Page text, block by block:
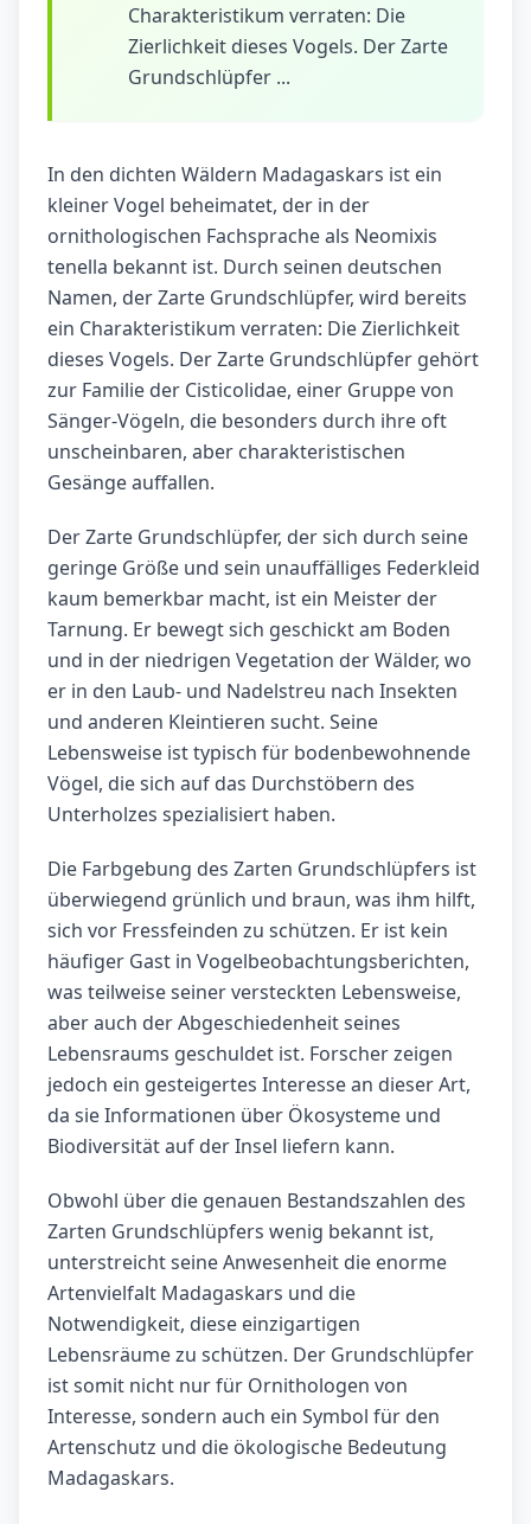
Charakteristikum verraten: Die
Zierlichkeit dieses Vogels. Der Zarte
Grundschlüpfer ...
In den dichten Wäldern Madagaskars ist ein
kleiner Vogel beheimatet, der in der
ornithologischen Fachsprache als Neomixis
tenella bekannt ist. Durch seinen deutschen
Namen, der Zarte Grundschlüpfer, wird bereits
ein Charakteristikum verraten: Die Zierlichkeit
dieses Vogels. Der Zarte Grundschlüpfer gehört
zur Familie der Cisticolidae, einer Gruppe von
Sänger-Vögeln, die besonders durch ihre oft
unscheinbaren, aber charakteristischen
Gesänge auffallen.
Der Zarte Grundschlüpfer, der sich durch seine
geringe Größe und sein unauffälliges Federkleid
kaum bemerkbar macht, ist ein Meister der
Tarnung. Er bewegt sich geschickt am Boden
und in der niedrigen Vegetation der Wälder, wo
er in den Laub- und Nadelstreu nach Insekten
und anderen Kleintieren sucht. Seine
Lebensweise ist typisch für bodenbewohnende
Vögel, die sich auf das Durchstöbern des
Unterholzes spezialisiert haben.
Die Farbgebung des Zarten Grundschlüpfers ist
überwiegend grünlich und braun, was ihm hilft,
sich vor Fressfeinden zu schützen. Er ist kein
häufiger Gast in Vogelbeobachtungsberichten,
was teilweise seiner versteckten Lebensweise,
aber auch der Abgeschiedenheit seines
Lebensraums geschuldet ist. Forscher zeigen
jedoch ein gesteigertes Interesse an dieser Art,
da sie Informationen über Ökosysteme und
Biodiversität auf der Insel liefern kann.
Obwohl über die genauen Bestandszahlen des
Zarten Grundschlüpfers wenig bekannt ist,
unterstreicht seine Anwesenheit die enorme
Artenvielfalt Madagaskars und die
Notwendigkeit, diese einzigartigen
Lebensräume zu schützen. Der Grundschlüpfer
ist somit nicht nur für Ornithologen von
Interesse, sondern auch ein Symbol für den
Artenschutz und die ökologische Bedeutung
Madagaskars.